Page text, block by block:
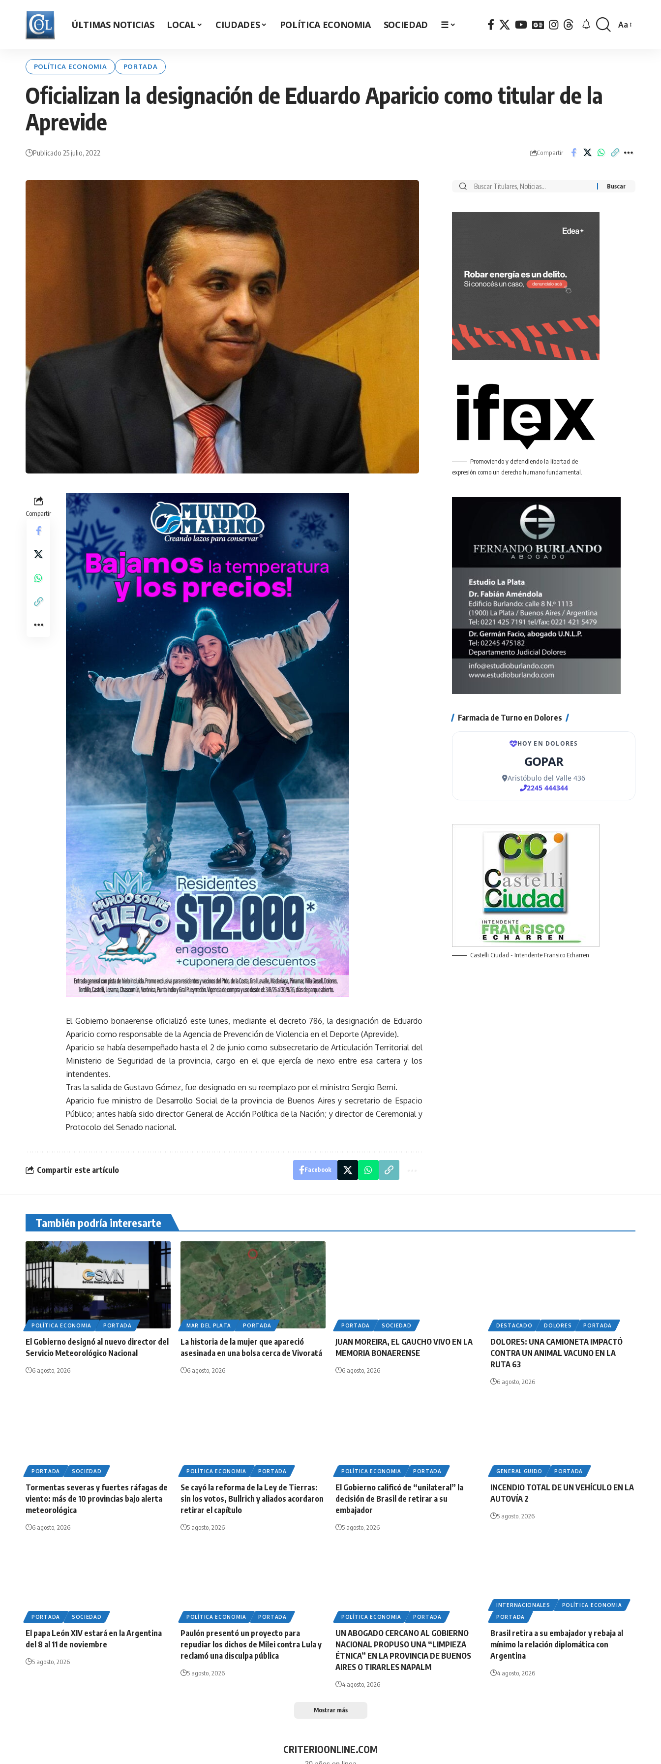
ÚLTIMAS NOTICIAS LOCAL CIUDADES POLÍTICA ECONOMIA SOCIEDAD ☰
Font
Aa
POLÍTICA ECONOMIA PORTADA
Oficializan la designación de Eduardo Aparicio como titular de la
Aprevide
Publicado 25 julio, 2022 Compartir
Compartir
El Gobierno bonaerense oficializó este lunes, mediante el decreto 786, la designación de Eduardo
Aparicio como responsable de la Agencia de Prevención de Violencia en el Deporte (Aprevide).
Aparicio se había desempeñado hasta el 2 de junio como subsecretario de Articulación Territorial del
Ministerio de Seguridad de la provincia, cargo en el que ejercía de nexo entre esa cartera y los
intendentes.
Tras la salida de Gustavo Gómez, fue designado en su reemplazo por el ministro Sergio Berni.
Aparicio fue ministro de Desarrollo Social de la provincia de Buenos Aires y secretario de Espacio
Público; antes había sido director General de Acción Política de la Nación; y director de Ceremonial y
Protocolo del Senado nacional.
Compartir este artículo Facebook
Buscar
Promoviendo y defendiendo la libertad de
expresión como un derecho humano fundamental.
Farmacia de Turno en Dolores
Castelli Ciudad - Intendente Fransico Echarren
También podría interesarte
POLÍTICA ECONOMIA PORTADA
El Gobierno designó al nuevo director del
Servicio Meteorológico Nacional
6 agosto, 2026
MAR DEL PLATA PORTADA
La historia de la mujer que apareció
asesinada en una bolsa cerca de Vivoratá
6 agosto, 2026
PORTADA SOCIEDAD
JUAN MOREIRA, EL GAUCHO VIVO EN LA
MEMORIA BONAERENSE
6 agosto, 2026
DESTACADO DOLORES PORTADA
DOLORES: UNA CAMIONETA IMPACTÓ
CONTRA UN ANIMAL VACUNO EN LA
RUTA 63
6 agosto, 2026
PORTADA SOCIEDAD
Tormentas severas y fuertes ráfagas de
viento: más de 10 provincias bajo alerta
meteorológica
6 agosto, 2026
POLÍTICA ECONOMIA PORTADA
Se cayó la reforma de la Ley de Tierras:
sin los votos, Bullrich y aliados acordaron
retirar el capítulo
5 agosto, 2026
POLÍTICA ECONOMIA PORTADA
El Gobierno calificó de “unilateral” la
decisión de Brasil de retirar a su
embajador
5 agosto, 2026
GENERAL GUIDO PORTADA
INCENDIO TOTAL DE UN VEHÍCULO EN LA
AUTOVÍA 2
5 agosto, 2026
PORTADA SOCIEDAD
El papa León XIV estará en la Argentina
del 8 al 11 de noviembre
5 agosto, 2026
POLÍTICA ECONOMIA PORTADA
Paulón presentó un proyecto para
repudiar los dichos de Milei contra Lula y
reclamó una disculpa pública
5 agosto, 2026
POLÍTICA ECONOMIA PORTADA
UN ABOGADO CERCANO AL GOBIERNO
NACIONAL PROPUSO UNA “LIMPIEZA
ÉTNICA” EN LA PROVINCIA DE BUENOS
AIRES O TIRARLES NAPALM
4 agosto, 2026
INTERNACIONALES
POLÍTICA ECONOMIA
PORTADA
Brasil retira a su embajador y rebaja al
mínimo la relación diplomática con
Argentina
4 agosto, 2026
Mostrar más
CRITERIOONLINE.COM